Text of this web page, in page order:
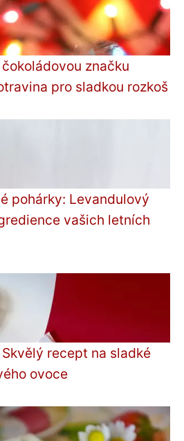
značku
pro sladkou rozkoš
pohárky: Levandulový
vašich letních
recept na sladké
ovoce